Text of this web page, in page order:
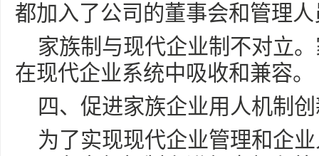
都加入了公司的董事会和管理
家族制与现代企业制不对立
在现代企业系统中吸收和兼容。
四、促进家族企业用人机制
为了实现现代企业管理和企